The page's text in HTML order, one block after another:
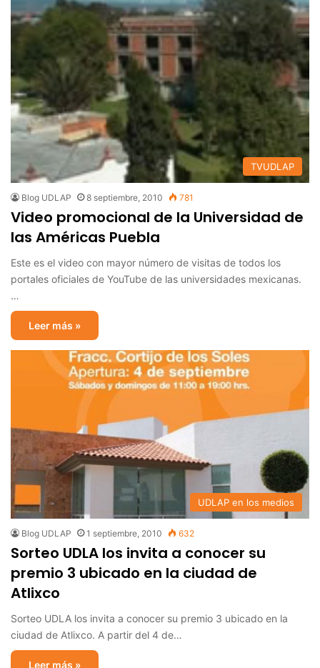
TVUDLAP
Blog UDLAP 8 septiembre, 2010 781
Video promocional de la Universidad de
las Américas Puebla
Este es el video con mayor número de visitas de todos los
portales oficiales de YouTube de las universidades mexicanas.
…
Leer más »
UDLAP en los medios
Blog UDLAP 1 septiembre, 2010 632
Sorteo UDLA los invita a conocer su
premio 3 ubicado en la ciudad de
Atlixco
Sorteo UDLA los invita a conocer su premio 3 ubicado en la
ciudad de Atlixco. A partir del 4 de…
Leer más »